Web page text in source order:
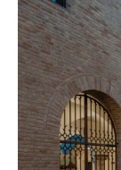
La Zona
A Ravenna
riferisce a